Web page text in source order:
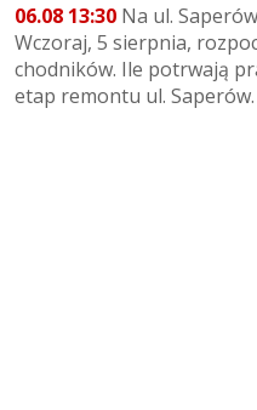
06.08 13:30 Na ul.
Wczoraj, 5 sierpnia,
chodników. Ile potrwają
etap remontu ul. Saperów.